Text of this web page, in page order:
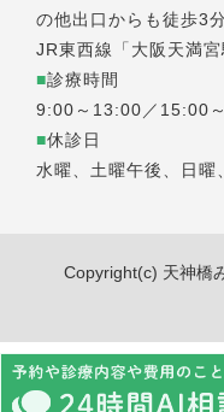
の他出口からも徒歩3
JR東西線「大阪天満
■診療時間
9:00～13:00／15:00
■休診日
水曜、土曜午後、日曜
Copyright(c) 天神橋